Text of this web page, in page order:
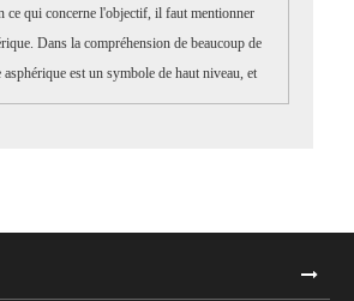
ce qui concerne l'objectif, il faut mentionner
Dans la compréhension de beaucoup de
est un symbole de haut niveau, et
est presque entièrement asphé...